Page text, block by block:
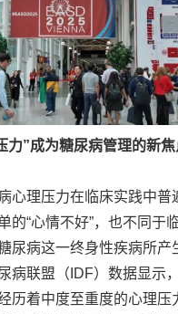
力”成为糖尿病管理的新焦
心理压力在临床实践中普
的“心情不好”，也不同于
尿病这一终身性疾病所产
病联盟（IDF）数据显示
历着中度至重度的心理压